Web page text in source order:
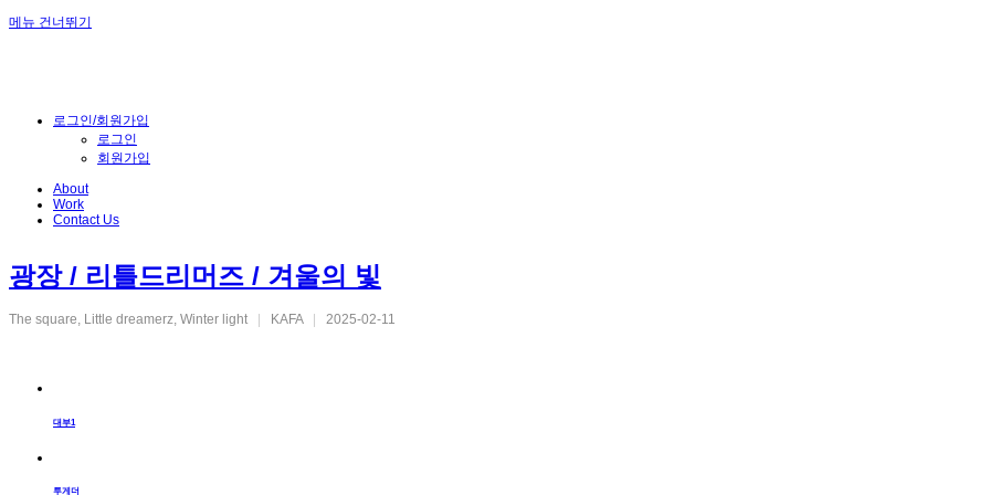
메뉴 건너뛰기
로그인/회원가입
로그인
회원가입
About
Work
Contact Us
광장 / 리틀드리머즈 / 겨울의 빛
The square, Little dreamerz, Winter light KAFA 2025-02-11
대부1
투게더